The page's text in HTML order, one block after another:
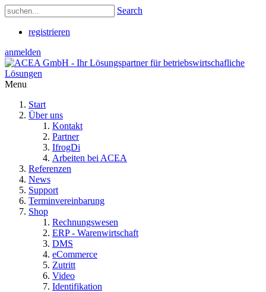
Search
registrieren
anmelden
Menu
Start
Über uns
Kontakt
Partner
IfrogDi
Arbeiten bei ACEA
Referenzen
News
Support
Terminvereinbarung
Shop
Rechnungswesen
ERP - Warenwirtschaft
DMS
eCommerce
Zutritt
Video
Identifikation